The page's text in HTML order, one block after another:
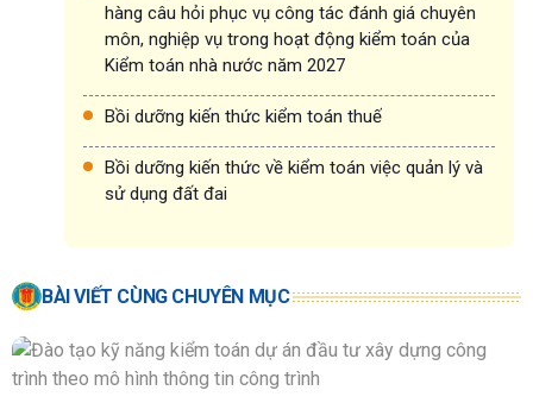
hàng câu hỏi phục vụ công tác đánh giá chuyên
môn, nghiệp vụ trong hoạt động kiểm toán của
Kiểm toán nhà nước năm 2027
Bồi dưỡng kiến thức kiểm toán thuế
Bồi dưỡng kiến thức về kiểm toán việc quản lý và
sử dụng đất đai
BÀI VIẾT CÙNG CHUYÊN MỤC